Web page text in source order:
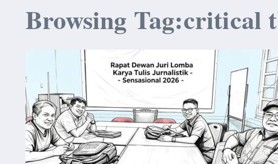
Browsing Tag:critical